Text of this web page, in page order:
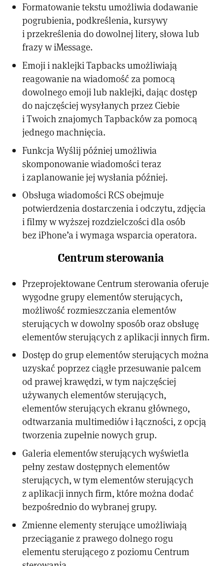
Formatowanie tekstu umożliwia dodawanie
pogrubienia, podkreślenia, kursywy
i przekreślenia do dowolnej litery, słowa lub
frazy w iMessage.
Emoji i naklejki Tapbacks umożliwiają
reagowanie na wiadomość za pomocą
dowolnego emoji lub naklejki, dając dostęp
do najczęściej wysyłanych przez Ciebie
i Twoich znajomych Tapbacków za pomocą
jednego machnięcia.
Funkcja Wyślij później umożliwia
skomponowanie wiadomości teraz
i zaplanowanie jej wysłania później.
Obsługa wiadomości RCS obejmuje
potwierdzenia dostarczenia i odczytu, zdjęcia
i filmy w wyższej rozdzielczości dla osób
bez iPhone’a i wymaga wsparcia operatora.
Centrum sterowania
Przeprojektowane Centrum sterowania oferuje
wygodne grupy elementów sterujących,
możliwość rozmieszczania elementów
sterujących w dowolny sposób oraz obsługę
elementów sterujących z aplikacji innych firm.
Dostęp do grup elementów sterujących można
uzyskać poprzez ciągłe przesuwanie palcem
od prawej krawędzi, w tym najczęściej
używanych elementów sterujących,
elementów sterujących ekranu głównego,
odtwarzania multimediów i łączności, z opcją
tworzenia zupełnie nowych grup.
Galeria elementów sterujących wyświetla
pełny zestaw dostępnych elementów
sterujących, w tym elementów sterujących
z aplikacji innych firm, które można dodać
bezpośrednio do wybranej grupy.
Zmienne elementy sterujące umożliwiają
przeciąganie z prawego dolnego rogu
elementu sterującego z poziomu Centrum